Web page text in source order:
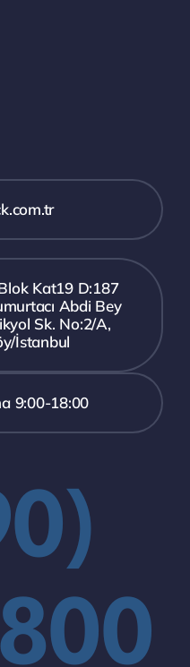
Kat19 D:187
Abdi Bey
Sk. No:2/A,
İstanbul
9:00-18:00